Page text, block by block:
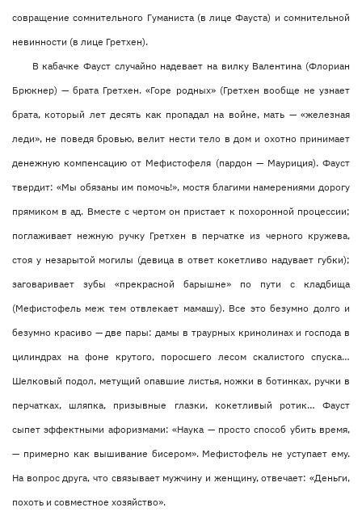
совращение сомнительного Гуманиста (в лице Фауста) и сомнительной
невинности (в лице Гретхен).
В кабачке Фауст случайно надевает на вилку Валентина (Флориан
Брюкнер) — брата Гретхен. «Горе родных» (Гретхен вообще не узнает
брата, который лет десять как пропадал на войне, мать — «железная
леди», не поведя бровью, велит нести тело в дом и охотно принимает
денежную компенсацию от Мефистофеля (пардон — Мауриция). Фауст
твердит: «Мы обязаны им помочь!», мостя благими намерениями дорогу
прямиком в ад. Вместе с чертом он пристает к похоронной процессии;
поглаживает нежную ручку Гретхен в перчатке из черного кружева,
стоя у незарытой могилы (девица в ответ кокетливо надувает губки);
заговаривает зубы «прекрасной барышне» по пути с кладбища
(Мефистофель меж тем отвлекает мамашу). Все это безумно долго и
безумно красиво — две пары: дамы в траурных кринолинах и господа в
цилиндрах на фоне крутого, поросшего лесом скалистого спуска…
Шелковый подол, метущий опавшие листья, ножки в ботинках, ручки в
перчатках, шляпка, призывные глазки, кокетливый ротик… Фауст
сыпет эффектными афоризмами: «Наука — просто способ убить время,
— примерно как вышивание бисером». Мефистофель не уступает ему.
На вопрос друга, что связывает мужчину и женщину, отвечает: «Деньги,
похоть и совместное хозяйство».